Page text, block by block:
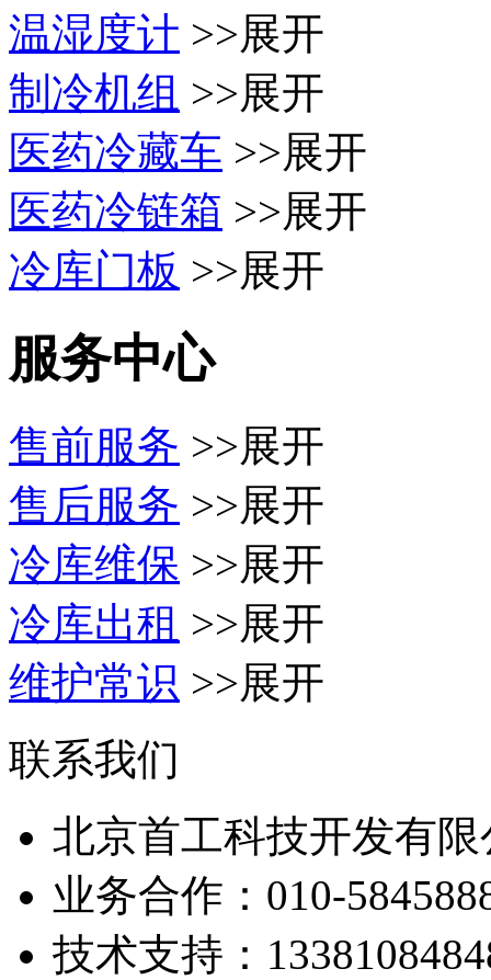
温湿度计 >>展开
制冷机组 >>展开
医药冷藏车 >>展开
医药冷链箱 >>展开
冷库门板 >>展开
服务中心
售前服务 >>展开
售后服务 >>展开
冷库维保 >>展开
冷库出租 >>展开
维护常识 >>展开
联系我们
北京首工科技开发有限
业务合作： 010-
技术支持：